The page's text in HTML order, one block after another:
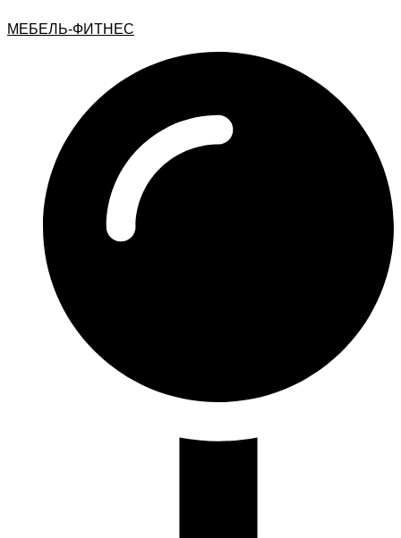
МЕБЕЛЬ-ФИТНЕС